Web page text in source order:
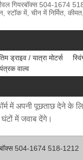
गियरबॉक्स 504-1674 518-
स्टॉक में, चीन में निर्मित,
ड्राइव / यात्रा मोटर्स
वाल्व
में अपनी पूछताछ देने के
में जवाब देंगे।